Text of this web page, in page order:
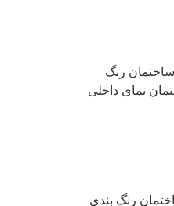
رنگ
نمای داخلی
رنگ بندی